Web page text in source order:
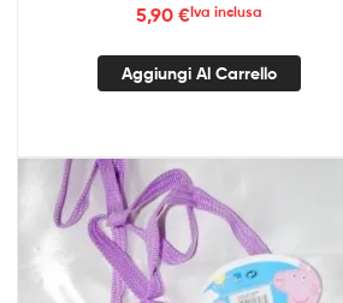
5,90 €Iva inclusa
Aggiungi Al Carrello